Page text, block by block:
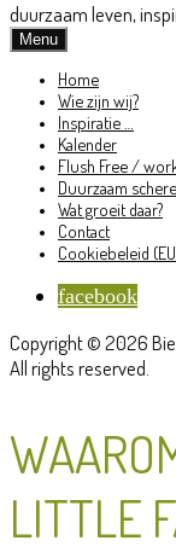
duurzaam leven,
Menu
Home
Wie zijn wij?
Inspiratie …
Kalender
Flush Free /
Duurzaam
Wat groeit daar?
Contact
Cookiebeleid
facebook
Copyright © 2026
All rights reserved.
LITTLE